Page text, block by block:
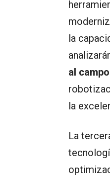
la
al
la
La